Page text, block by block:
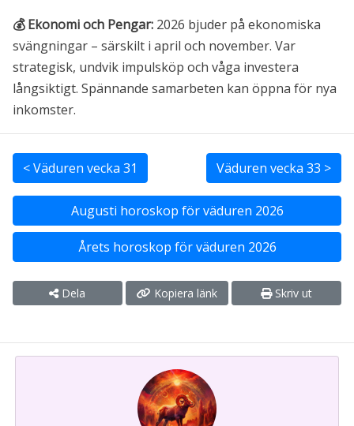
💰 Ekonomi och Pengar: 2026 bjuder på ekonomiska
svängningar – särskilt i april och november. Var
strategisk, undvik impulsköp och våga investera
långsiktigt. Spännande samarbeten kan öppna för nya
inkomster.
< Väduren vecka 31 Väduren vecka 33 >
Augusti horoskop för väduren 2026
Årets horoskop för väduren 2026
Dela Kopiera länk Skriv ut